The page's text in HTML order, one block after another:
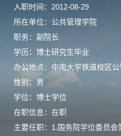
入职时间：2012-08-29
所在单位：公共管理学院
职务：副院长
学历：博士研究生毕业
办公地点：中南大学铁道校区
性别：男
学位：博士学位
在职信息：在职
主要任职：1.国务院学位委员会